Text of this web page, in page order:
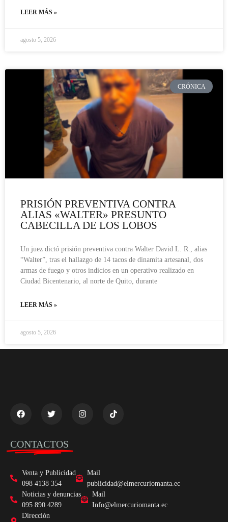
LEER MÁS »
agosto 5, 2026
CRÓNICA
PRISIÓN PREVENTIVA CONTRA
ALIAS «WALTER» PRESUNTO
CABECILLA DE LOS LOBOS
Un juez dictó prisión preventiva contra Walter David L. R., alias
“Walter”, tras el hallazgo de 14 tacos de dinamita artesanal, dos
armas de fuego y otros indicios en un operativo realizado en
Ciudad Bicentenario, al norte de Quito, durante
LEER MÁS »
agosto 5, 2026
CONTACTOS
Venta y Publicidad
098 4138 354
Mail
publicidad@elmercuriomanta.ec
Noticias y denuncias
095 890 4289
Mail
Info@elmercuriomanta.ec
Dirección